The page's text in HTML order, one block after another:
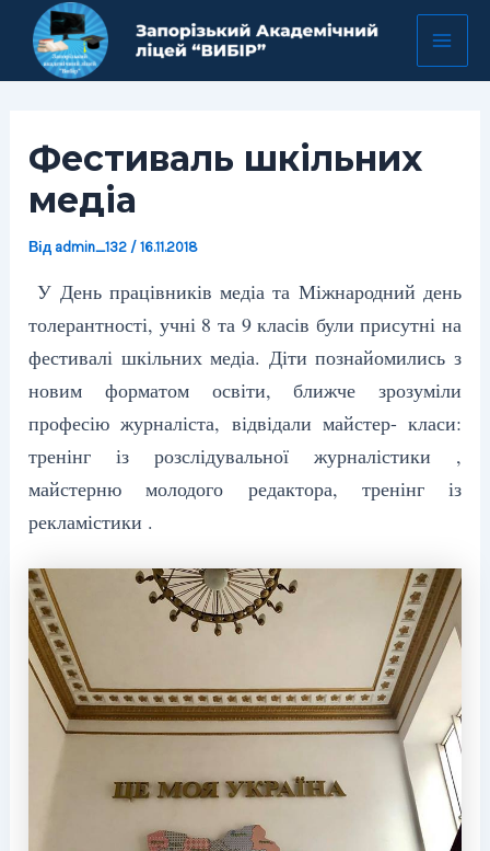
Перейти
вмісту
Фестиваль шкільних
медіа
Від admin_132 /16.11.2018
У День працівників медіа та Міжнародний день
толерантності, учні 8 та 9 класів були присутні на
фестивалі шкільних медіа. Діти познайомились з
новим форматом освіти, ближче зрозуміли
професію журналіста, відвідали майстер- класи:
тренінг із розслідувальної журналістики ,
майстерню молодого редактора, тренінг із
рекламістики .
Навігація
запису